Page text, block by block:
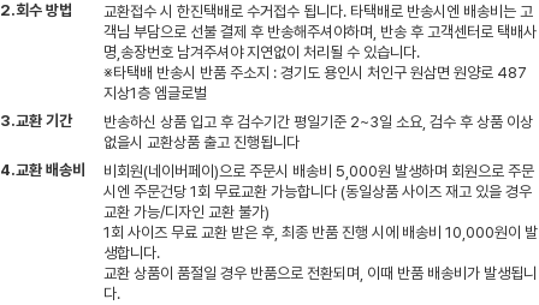
2.회수 방법
교환접수 시 한진택배로 수거접수 됩니다. 타택배로 반송시엔 배송비는 고
객님 부담으로 선불 결제 후 반송해주셔야하며, 반송 후 고객센터로 택배사
명,송장번호 남겨주셔야 지연없이 처리될 수 있습니다.
※타택배 반송시 반품 주소지 : 경기도 용인시 처인구 원삼면 원양로 487
지상1층 엠글로벌
3.교환 기간
반송하신 상품 입고 후 검수기간 평일기준 2~3일 소요, 검수 후 상품 이상
없을시 교환상품 출고 진행됩니다
4.교환 배송비
비회원(네이버페이)으로 주문시 배송비 5,000원 발생하며 회원으로 주문
시엔 주문건당 1회 무료교환 가능합니다 (동일상품 사이즈 재고 있을 경우
교환 가능/디자인 교환 불가)
1회 사이즈 무료 교환 받은 후, 최종 반품 진행 시에 배송비 10,000원이 발
생합니다.
교환 상품이 품절일 경우 반품으로 전환되며, 이때 반품 배송비가 발생됩니
다.